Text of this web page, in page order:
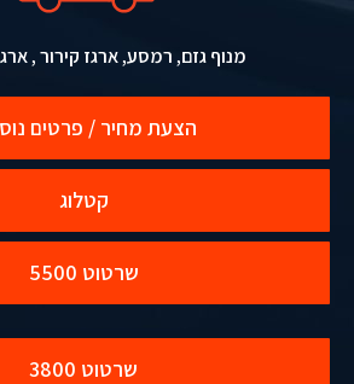
מנוף גזם, רמסע, ארגז קירור ,
הצעת מחיר / פרטים
קטלוג
שרטוט 5500
שרטוט 3800